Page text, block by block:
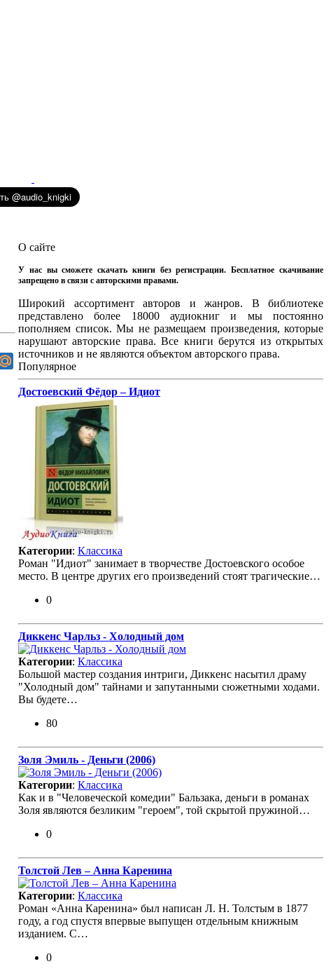
О сайте
У нас вы сможете скачать книги без регистрации. Бесплатное скачивание
запрещено в связи с авторскими правами.
Широкий ассортимент авторов и жанров. В библиотеке
представлено более 18000 аудиокниг и мы постоянно
пополняем список. Мы не размещаем произведения, которые
нарушают авторские права. Все книги берутся из открытых
источников и не являются объектом авторского права.
Популярное
Достоевский Фёдор – Идиот
Категории: Классика
Роман "Идиот" занимает в творчестве Достоевского особое
место. В центре других его произведений стоят трагические…
0
Диккенс Чарльз - Холодный дом
Категории: Классика
Большой мастер создания интриги, Диккенс насытил драму
"Холодный дом" тайнами и запутанными сюжетными ходами.
Вы будете…
80
Золя Эмиль - Деньги (2006)
Категории: Классика
Как и в "Человеческой комедии" Бальзака, деньги в романах
Золя являются безликим "героем", той скрытой пружиной…
0
Толстой Лев – Анна Каренина
Категории: Классика
Роман «Анна Каренина» был написан Л. Н. Толстым в 1877
году, а год спустя впервые выпущен отдельным книжным
изданием. С…
0